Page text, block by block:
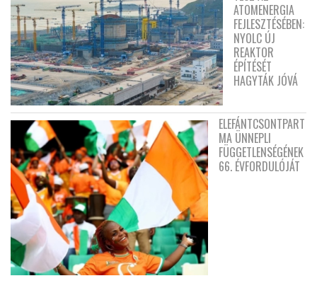
ATOMENERGIA
FEJLESZTÉSÉBEN:
NYOLC ÚJ
REAKTOR
ÉPÍTÉSÉT
HAGYTÁK JÓVÁ
ELEFÁNTCSONTPART
MA ÜNNEPLI
FÜGGETLENSÉGÉNEK
66. ÉVFORDULÓJÁT